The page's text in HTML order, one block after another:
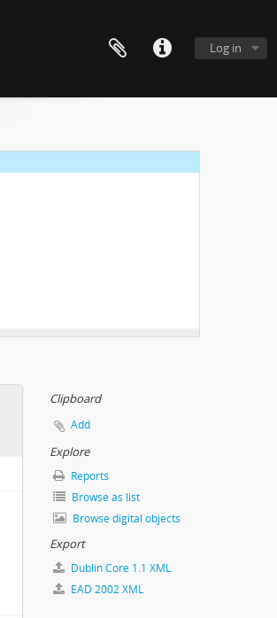
Log in
Clipboard
Add
Explore
Reports
Browse as list
Browse digital objects
Export
Dublin Core 1.1 XML
EAD 2002 XML